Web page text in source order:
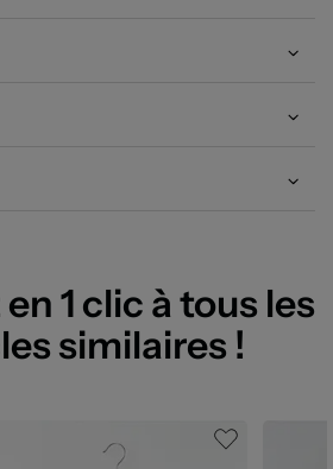
1 clic à tous les
similaires !